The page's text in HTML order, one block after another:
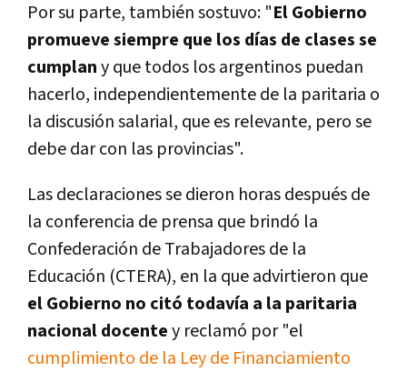
Por su parte, también sostuvo: "El Gobierno
promueve siempre que los días de clases se
cumplany que todos los argentinos puedan
hacerlo, independientemente de la paritaria o
la discusión salarial, que es relevante, pero se
debe dar con las provincias".
Las declaraciones se dieron horas después de
la conferencia de prensa que brindó la
Confederación de Trabajadores de la
Educación (CTERA), en la que advirtieron que
el Gobierno no citó todavía a la paritaria
nacional docentey reclamó por "el
cumplimiento de la Ley de Financiamiento